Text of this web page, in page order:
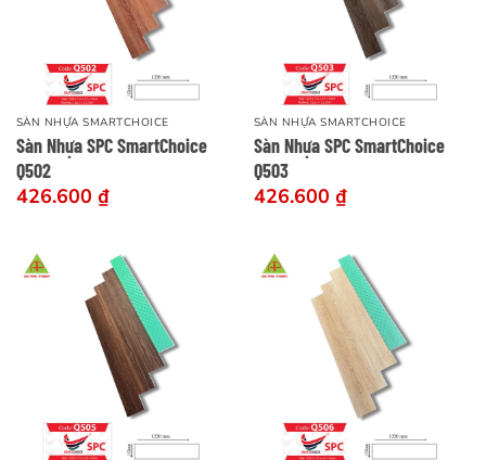
SÀN NHỰA SMARTCHOICE
Sàn Nhựa SPC SmartChoice
Q502
426.600 ₫
SÀN NHỰA SMARTCHOICE
Sàn Nhựa SPC SmartChoice
Q503
426.600 ₫